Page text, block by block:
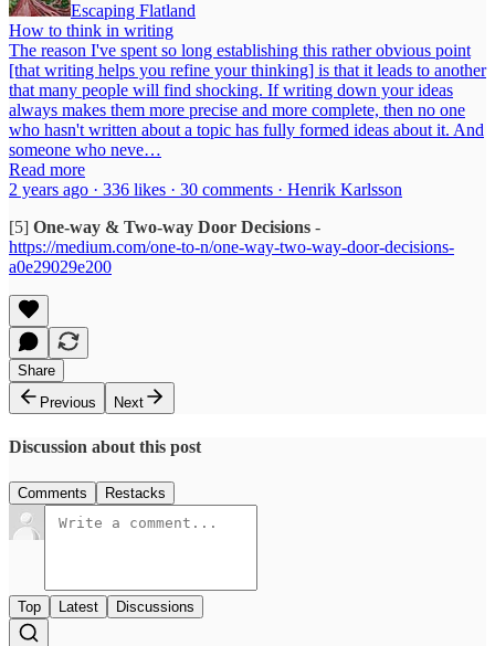
Escaping Flatland
How to think in writing
The reason I've spent so long establishing this rather obvious point
[that writing helps you refine your thinking] is that it leads to another
that many people will find shocking. If writing down your ideas
always makes them more precise and more complete, then no one
who hasn't written about a topic has fully formed ideas about it. And
someone who neve…
Read more
2 years ago · 336 likes · 30 comments · Henrik Karlsson
[5] One-way & Two-way Door Decisions -
https://medium.com/one-to-n/one-way-two-way-door-decisions-
a0e29029e200
Share
Previous
Next
Discussion about this post
Comments Restacks
Top Latest Discussions